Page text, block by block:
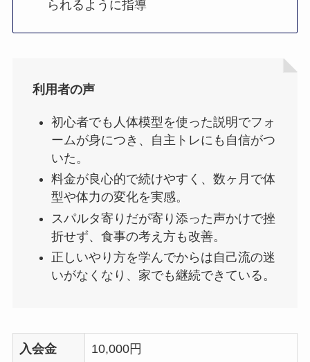
られるように指導
利用者の声
初心者でも人体模型を使った説明でフォ
ームが身につき、自主トレにも自信がつ
いた。
料金が良心的で続けやすく、数ヶ月で体
型や体力の変化を実感。
スパルタ寄りだが寄り添った声かけで挫
折せず、食事の考え方も改善。
正しいやり方を学んでからは自己流の迷
いがなくなり、家でも継続できている。
入会金 10,000円